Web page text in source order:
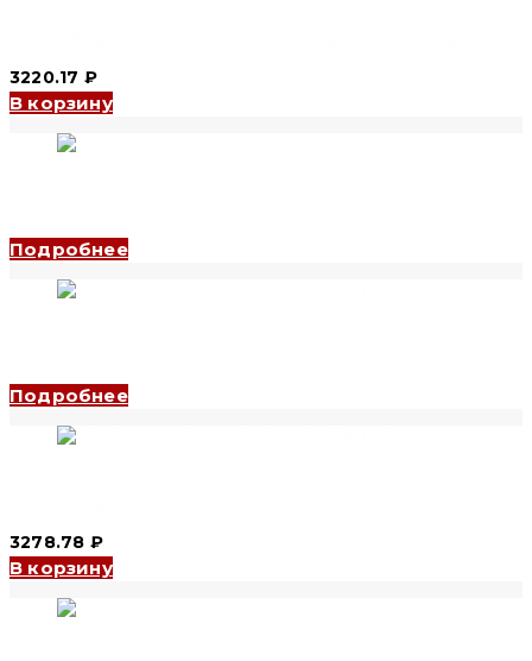
3220.17 ₽
В корзину
Подробнее
Подробнее
3278.78 ₽
В корзину